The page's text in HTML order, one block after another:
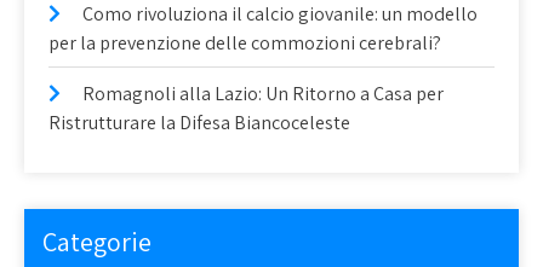
Como rivoluziona il calcio giovanile: un modello
per la prevenzione delle commozioni cerebrali?
Romagnoli alla Lazio: Un Ritorno a Casa per
Ristrutturare la Difesa Biancoceleste
Categorie